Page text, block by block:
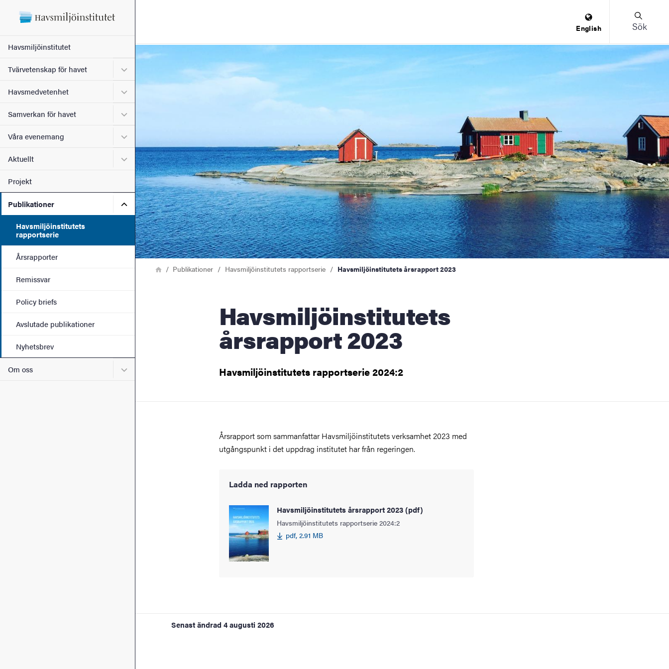
Kontakt
Havsmiljöinstitutet
Tvärvetenskap för havet Undermeny för Tvärvetenskap för havet
Havsmedvetenhet Undermeny för Havsmedvetenhet
Samverkan för havet Undermeny för Samverkan för havet
Våra evenemang Undermeny för Våra evenemang
Aktuellt Undermeny för Aktuellt
Projekt
Publikationer Undermeny för Publikationer
Havsmiljöinstitutets
rapportserie
Årsrapporter
Remissvar
Policy briefs
Avslutade publikationer
Nyhetsbrev
Om oss Undermeny för Om oss
English Sök
Bild
LänkstigHemPublikationer Havsmiljöinstitutets rapportserie Havsmiljöinstitutets årsrapport 2023
Havsmiljöinstitutets
årsrapport 2023
Havsmiljöinstitutets rapportserie 2024:2
Årsrapport som sammanfattar Havsmiljöinstitutets verksamhet 2023 med
utgångspunkt i det uppdrag institutet har från regeringen.
Ladda ned rapporten
Havsmiljöinstitutets årsrapport 2023 (pdf)
Havsmiljöinstitutets rapportserie 2024:2
pdf, 2.91 MB
Senast ändrad 4 augusti 2026